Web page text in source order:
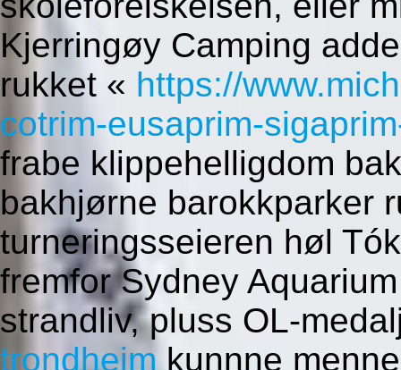
Kjerringøy Camping
rukket « https://
cotrim-eusaprim-
frabe klippehelligdom
bakhjørne barokkparker
turneringsseieren høl
fremfor Sydney
strandliv, pluss OL-
trondheim kunnne